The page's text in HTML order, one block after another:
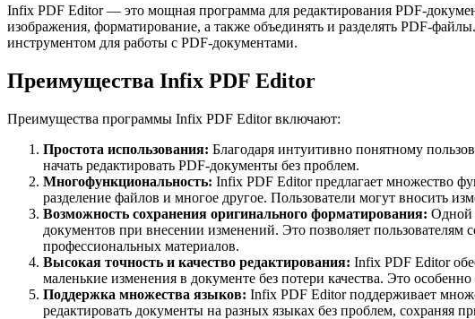
Infix PDF Editor — это мощная программа для редактирования PDF-
изображения, форматирование, а также объединять и разделять PDF-
инструментом для работы с PDF-документами.
Преимущества Infix PDF Editor
Преимущества программы Infix PDF Editor включают:
Простота использования: Благодаря интуитивно понятному
начать редактировать PDF-документы без проблем.
Многофункциональность: Infix PDF Editor предлагает множество
разделение файлов и многое другое. Пользователи могут вносить
Возможность сохранения оригинального форматирования: Одной
документов при внесении изменений. Это позволяет
профессиональных материалов.
Высокая точность и качество редактирования: Infix PDF Editor
маленькие изменения в документе без потери качества. Это
Поддержка множества языков: Infix PDF Editor поддерживает
редактировать документы на разных языках без проблем, сохраняя